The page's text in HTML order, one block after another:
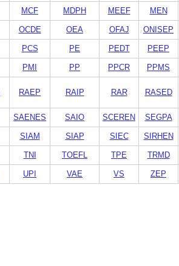
MCF MDPH MEEF MEN
OCDE OEA OFAJ ONISEP
PCS PE PEDT PEEP
PMI PP PPCR PPMS
RAEP RAIP RAR RASED
SAENES SAIO SCEREN SEGPA
SIAM SIAP SIEC SIRHEN
TNI TOEFL TPE TRMD
UPI VAE VS ZEP